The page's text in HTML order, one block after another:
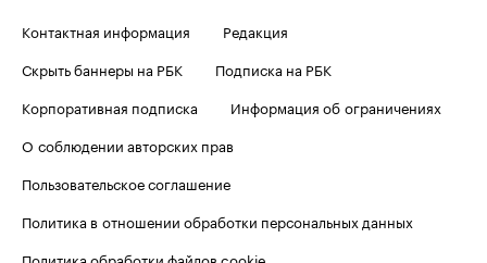
Контактная информация
Редакция
Скрыть баннеры на РБК
Подписка на РБК
Корпоративная подписка
Информация об ограничениях
О соблюдении авторских прав
Пользовательское соглашение
Политика в отношении обработки персональных данных
Политика обработки файлов cookie